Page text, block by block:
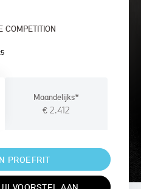
COMPETITION
Maandelijks*
€ 2.412
PROEFRIT